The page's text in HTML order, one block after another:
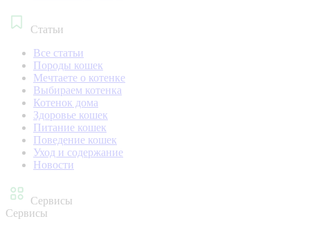
Статьи
Все статьи
Породы кошек
Мечтаете о котенке
Выбираем котенка
Котенок дома
Здоровье кошек
Питание кошек
Поведение кошек
Уход и содержание
Новости
Сервисы
Сервисы